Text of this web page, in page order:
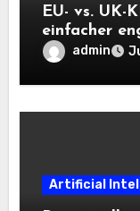
EU- vs. UK-
einfacher
admin
Artificial